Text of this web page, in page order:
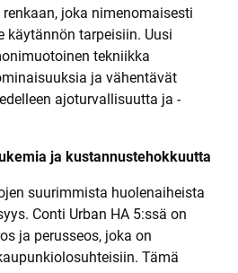
joka nimenomaisesti
käytännön tarpeisiin. Uusi
tekniikka
ja vähentävät
ajoturvallisuutta ja -
ja kustannustehokkuutta
suurimmista huolenaiheista
Conti Urban HA 5:ssä on
ja perusseos, joka on
Tämä